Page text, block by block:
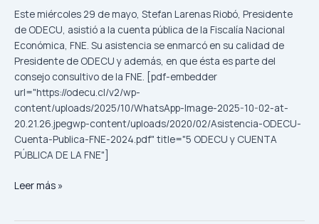
Este miércoles 29 de mayo, Stefan Larenas Riobó, Presidente
de ODECU, asistió a la cuenta pública de la Fiscalía Nacional
Económica, FNE. Su asistencia se enmarcó en su calidad de
Presidente de ODECU y además, en que ésta es parte del
consejo consultivo de la FNE. [pdf-embedder
url="https://odecu.cl/v2/wp-
content/uploads/2025/10/WhatsApp-Image-2025-10-02-at-
20.21.26.jpegwp-content/uploads/2020/02/Asistencia-ODECU-
Cuenta-Publica-FNE-2024.pdf" title="5 ODECU y CUENTA
PÚBLICA DE LA FNE"]
Larenas
Riobó,
Presidente
de
ODECU,
cuenta
pública
de
Fiscalía
Leer más »